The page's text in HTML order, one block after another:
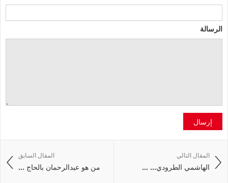
الرسالة
إرسال
المقال السابق
من هو عبدالرحمان بالحاج ...
المقال التالي
الهاشمي‭ ‬الطرودي‭ ... ...